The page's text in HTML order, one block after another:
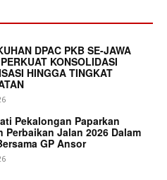
DPAC PKB SE-JAWA
KONSOLIDASI
HINGGA TINGKAT
Pekalongan Paparkan
Perbaikan Jalan 2026 Dalam
GP Ansor